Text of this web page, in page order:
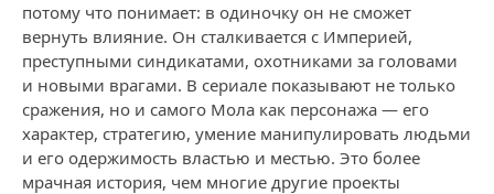
потому что понимает: в одиночку он не сможет
вернуть влияние. Он сталкивается с Империей,
преступными синдикатами, охотниками за головами
и новыми врагами. В сериале показывают не только
сражения, но и самого Мола как персонажа — его
характер, стратегию, умение манипулировать людьми
и его одержимость властью и местью. Это более
мрачная история, чем многие другие проекты